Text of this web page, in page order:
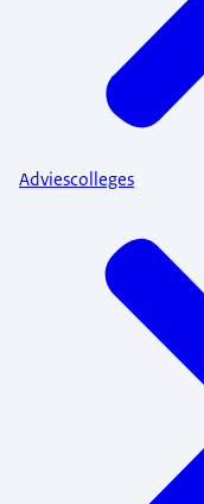
Adviescolleges